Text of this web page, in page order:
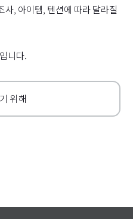
, 아이템, 텐션에 따라 달라질
니다.
위해